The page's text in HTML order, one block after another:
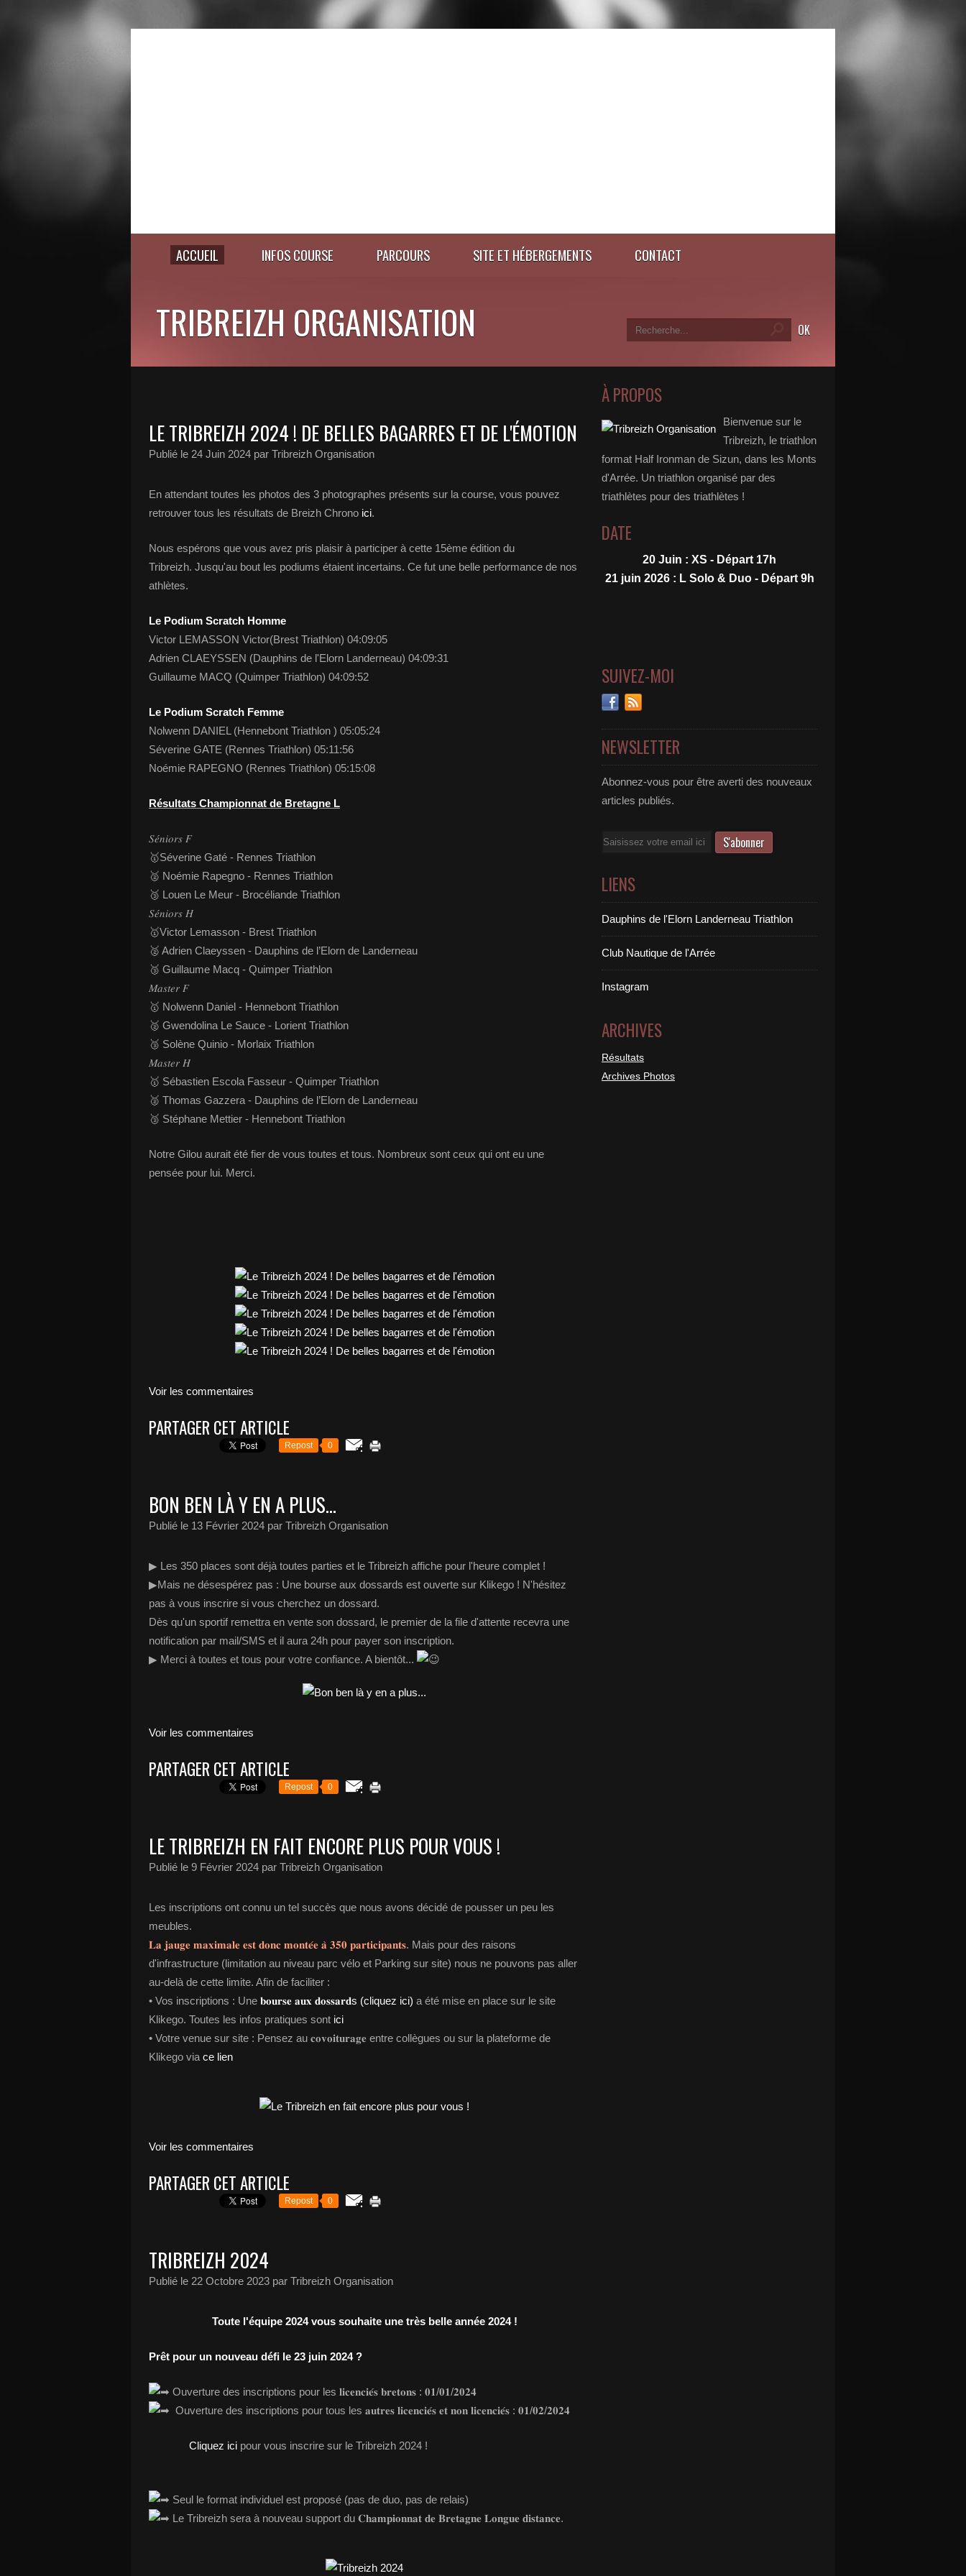
ACCUEIL INFOS COURSE PARCOURS SITE ET HÉBERGEMENTS CONTACT
TRIBREIZH ORGANISATION
LE TRIBREIZH 2024 ! DE BELLES BAGARRES ET DE L'ÉMOTION
Publié le 24 Juin 2024 par Tribreizh Organisation
En attendant toutes les photos des 3 photographes présents sur la course, vous pouvez
retrouver tous les résultats de Breizh Chrono ici.
Nous espérons que vous avez pris plaisir à participer à cette 15ème édition du
Tribreizh. Jusqu'au bout les podiums étaient incertains. Ce fut une belle performance de nos
athlètes.
Le Podium Scratch Homme
Victor LEMASSON Victor(Brest Triathlon) 04:09:05
Adrien CLAEYSSEN (Dauphins de l'Elorn Landerneau) 04:09:31
Guillaume MACQ (Quimper Triathlon) 04:09:52
Le Podium Scratch Femme
Nolwenn DANIEL (Hennebont Triathlon ) 05:05:24
Séverine GATE (Rennes Triathlon) 05:11:56
Noémie RAPEGNO (Rennes Triathlon) 05:15:08
Résultats Championnat de Bretagne L
𝑆𝑒́𝑛𝑖𝑜𝑟𝑠 𝐹
🥇Séverine Gaté - Rennes Triathlon
🥈 Noémie Rapegno - Rennes Triathlon
🥉 Louen Le Meur - Brocéliande Triathlon
𝑆𝑒́𝑛𝑖𝑜𝑟𝑠 𝐻
🥇Victor Lemasson - Brest Triathlon
🥈 Adrien Claeyssen - Dauphins de l’Elorn de Landerneau
🥉 Guillaume Macq - Quimper Triathlon
𝑀𝑎𝑠𝑡𝑒𝑟 𝐹
🥇 Nolwenn Daniel - Hennebont Triathlon
🥈 Gwendolina Le Sauce - Lorient Triathlon
🥉 Solène Quinio - Morlaix Triathlon
𝑀𝑎𝑠𝑡𝑒𝑟 𝐻
🥇 Sébastien Escola Fasseur - Quimper Triathlon
🥈 Thomas Gazzera - Dauphins de l’Elorn de Landerneau
🥉 Stéphane Mettier - Hennebont Triathlon
Notre Gilou aurait été fier de vous toutes et tous. Nombreux sont ceux qui ont eu une
pensée pour lui. Merci.
Voir les commentaires
PARTAGER CET ARTICLE
Repost 0
BON BEN LÀ Y EN A PLUS...
Publié le 13 Février 2024 par Tribreizh Organisation
▶ Les 350 places sont déjà toutes parties et le Tribreizh affiche pour l'heure complet !
▶Mais ne désespérez pas : Une bourse aux dossards est ouverte sur Klikego ! N'hésitez
pas à vous inscrire si vous cherchez un dossard.
Dès qu'un sportif remettra en vente son dossard, le premier de la file d'attente recevra une
notification par mail/SMS et il aura 24h pour payer son inscription.
▶ Merci à toutes et tous pour votre confiance. A bientôt...
Voir les commentaires
PARTAGER CET ARTICLE
Repost 0
LE TRIBREIZH EN FAIT ENCORE PLUS POUR VOUS !
Publié le 9 Février 2024 par Tribreizh Organisation
Les inscriptions ont connu un tel succès que nous avons décidé de pousser un peu les
meubles.
𝐋𝐚 𝐣𝐚𝐮𝐠𝐞 𝐦𝐚𝐱𝐢𝐦𝐚𝐥𝐞 𝐞𝐬𝐭 𝐝𝐨𝐧𝐜 𝐦𝐨𝐧𝐭𝐞́𝐞 𝐚̀ 𝟑𝟓𝟎 𝐩𝐚𝐫𝐭𝐢𝐜𝐢𝐩𝐚𝐧𝐭𝐬. Mais pour des raisons
d'infrastructure (limitation au niveau parc vélo et Parking sur site) nous ne pouvons pas aller
au-delà de cette limite. Afin de faciliter :
• Vos inscriptions : Une 𝐛𝐨𝐮𝐫𝐬𝐞 𝐚𝐮𝐱 𝐝𝐨𝐬𝐬𝐚𝐫𝐝s (cliquez ici) a été mise en place sur le site
Klikego. Toutes les infos pratiques sont ici
• Votre venue sur site : Pensez au 𝐜𝐨𝐯𝐨𝐢𝐭𝐮𝐫𝐚𝐠𝐞 entre collègues ou sur la plateforme de
Klikego via ce lien
Voir les commentaires
PARTAGER CET ARTICLE
Repost 0
TRIBREIZH 2024
Publié le 22 Octobre 2023 par Tribreizh Organisation
Toute l'équipe 2024 vous souhaite une très belle année 2024 !
Prêt pour un nouveau défi le 23 juin 2024 ?
Ouverture des inscriptions pour les 𝐥𝐢𝐜𝐞𝐧𝐜𝐢𝐞́𝐬 𝐛𝐫𝐞𝐭𝐨𝐧𝐬 : 𝟎𝟏/𝟎𝟏/𝟐𝟎𝟐𝟒
Ouverture des inscriptions pour tous les 𝐚𝐮𝐭𝐫𝐞𝐬 𝐥𝐢𝐜𝐞𝐧𝐜𝐢𝐞́𝐬 𝐞𝐭 𝐧𝐨𝐧 𝐥𝐢𝐜𝐞𝐧𝐜𝐢𝐞́𝐬 : 𝟎𝟏/𝟎𝟐/𝟐𝟎𝟐𝟒
Cliquez ici pour vous inscrire sur le Tribreizh 2024 !
Seul le format individuel est proposé (pas de duo, pas de relais)
Le Tribreizh sera à nouveau support du 𝐂𝐡𝐚𝐦𝐩𝐢𝐨𝐧𝐧𝐚𝐭 𝐝𝐞 𝐁𝐫𝐞𝐭𝐚𝐠𝐧𝐞 𝐋𝐨𝐧𝐠𝐮𝐞 𝐝𝐢𝐬𝐭𝐚𝐧𝐜𝐞.​​
À PROPOS
Bienvenue sur le
Tribreizh, le triathlon
format Half Ironman de Sizun, dans les Monts
d'Arrée. Un triathlon organisé par des
triathlètes pour des triathlètes !
DATE
20 Juin : XS - Départ 17h
21 juin 2026 : L Solo & Duo - Départ 9h
SUIVEZ-MOI
NEWSLETTER
Abonnez-vous pour être averti des nouveaux
articles publiés.
Email
LIENS
Dauphins de l'Elorn Landerneau Triathlon
Club Nautique de l'Arrée
Instagram
ARCHIVES
Résultats
Archives Photos